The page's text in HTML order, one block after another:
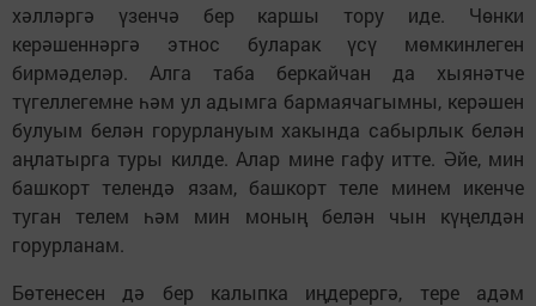
хәлләргә үзенчә бер каршы тору иде. Чөнки
керәшеннәргә этнос буларак үсү мөмкинлеген
бирмәделәр. Алга таба беркайчан да хыянәтче
түгеллегемне һәм ул адымга бармаячагымны, керәшен
булуым белән горурлануым хакында сабырлык белән
аңлатырга туры килде. Алар мине гафу итте. Әйе, мин
башкорт телендә язам, башкорт теле минем икенче
туган телем һәм мин моның белән чын күңелдән
горурланам.
Бөтенесен дә бер калыпка иңдерергә, тере адәм